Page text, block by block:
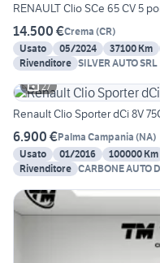
RENAULT Clio SCe 65 CV 5
14.500 €Crema (CR)
Usato
05/2024 37100 Km
Rivenditore SILVER AUTO SRL
27
Renault Clio Sporter dCi 8V
6.900 €Palma Campania (NA)
Usato
01/2016 100000 Km
Rivenditore